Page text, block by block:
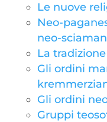
Le nuove
Neo-
neo-
La
Gli ordini
Gli ordini
Gruppi